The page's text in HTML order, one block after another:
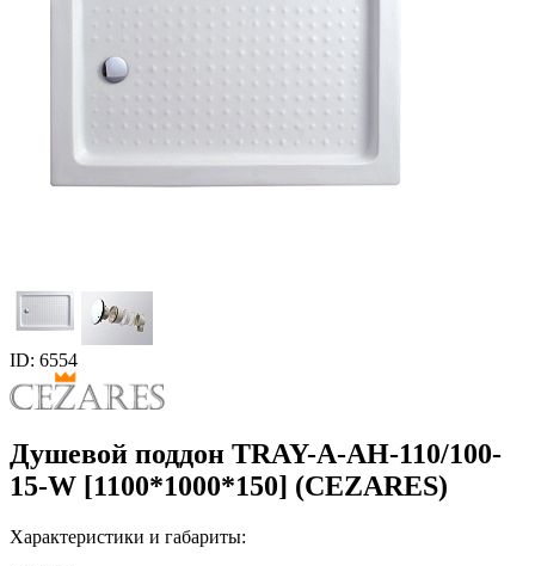
ID: 6554
Душевой поддон TRAY-A-AH-110/100-
15-W [1100*1000*150] (CEZARES)
Характеристики и габариты: